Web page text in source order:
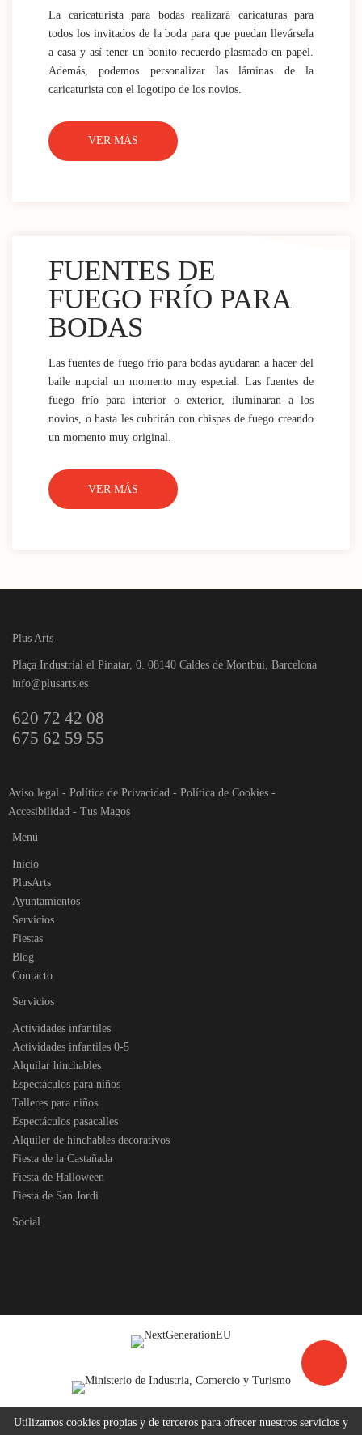
Utilizamos cookies propias y de terceros para ofrecer nuestros servicios y
La caricaturista para bodas realizará caricaturas para
todos los invitados de la boda para que puedan llevársela
a casa y así tener un bonito recuerdo plasmado en papel.
Además, podemos personalizar las láminas de la
caricaturista con el logotipo de los novios.
VER MÁS
FUENTES DE
FUEGO FRÍO PARA
BODAS
Las fuentes de fuego frío para bodas ayudaran a hacer del
baile nupcial un momento muy especial. Las fuentes de
fuego frío para interior o exterior, iluminaran a los
novios, o hasta les cubrirán con chispas de fuego creando
un momento muy original.
VER MÁS
Plus Arts
Plaça Industrial el Pinatar, 0. 08140 Caldes de Montbui, Barcelona
info@plusarts.es
620 72 42 08
675 62 59 55
Aviso legal - Política de Privacidad - Política de Cookies -
Accesibilidad - Tus Magos
Menú
Inicio
PlusArts
Ayuntamientos
Servicios
Fiestas
Blog
Contacto
Servicios
Actividades infantiles
Actividades infantiles 0-5
Alquilar hinchables
Espectáculos para niños
Talleres para niños
Espectáculos pasacalles
Alquiler de hinchables decorativos
Fiesta de la Castañada
Fiesta de Halloween
Fiesta de San Jordi
Social